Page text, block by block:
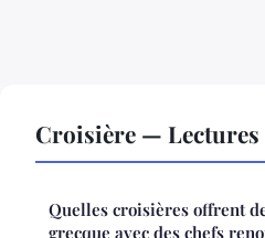
Croisière — Lectures
Quelles croisières offrent
grecque avec des chefs